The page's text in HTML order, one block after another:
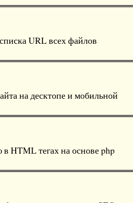
URL всех файлов
на десктопе и мобильной
HTML тегах на основе php